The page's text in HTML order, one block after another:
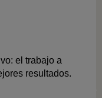
el trabajo a
resultados.